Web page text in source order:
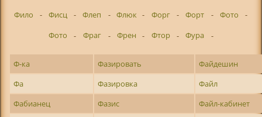
Фило
- Фисц - Флеп - Флюк - Форг - Форт - Фото
-
Фото
- Фраг - Френ - Фтор - Фура -
Ф-ка Фазировать
Файдешин
Фа
Фазировка
Файл
Фабианец
Фазис
Файл-кабинет